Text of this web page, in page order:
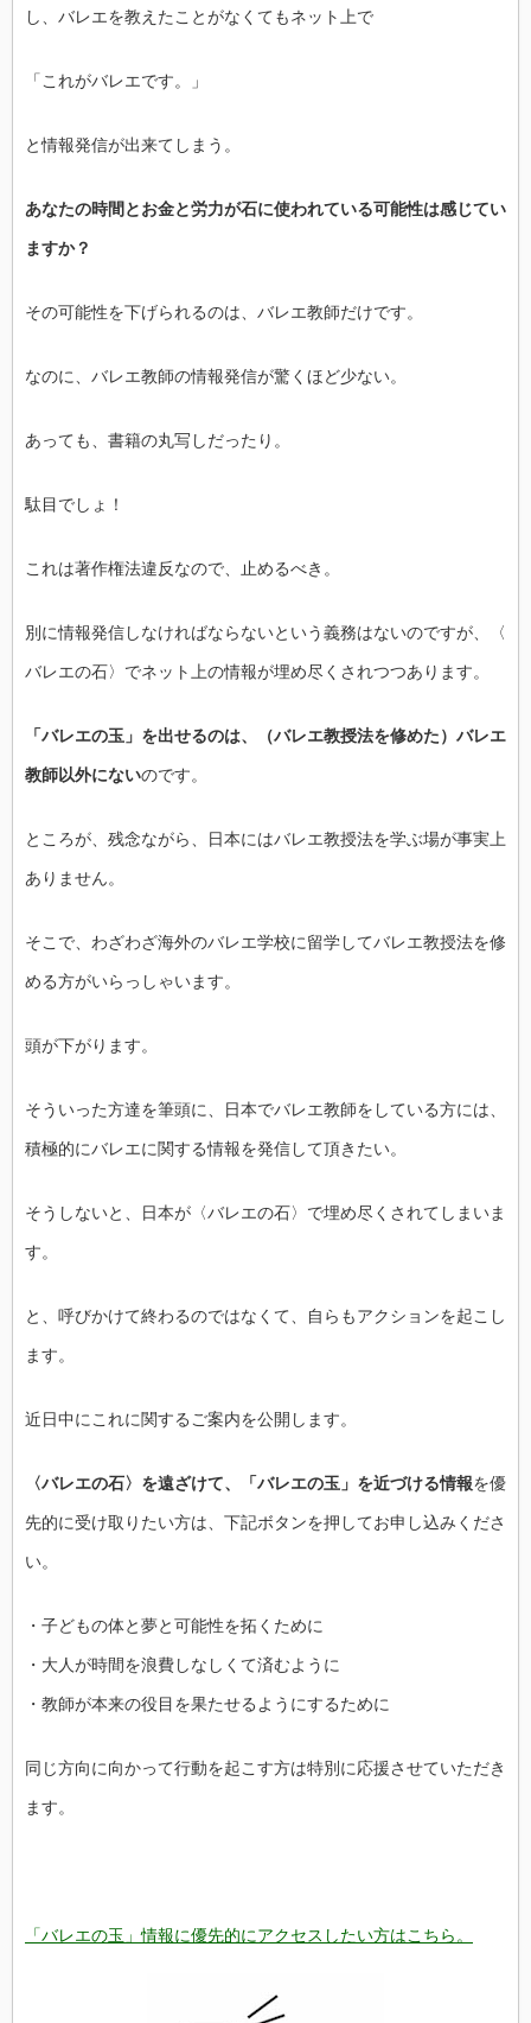
し、 バレエを教えたことがなくてもネット上で
「これがバレエです。」
と情報発信が出来てしまう。
あなたの時間とお金と労力が石に使われている可能性は感じてい
ますか？
その可能性を下げられるのは、バレエ教師だけです。
なのに、バレエ教師の情報発信が驚くほど少ない。
あっても、書籍の丸写しだったり。
駄目でしょ！
これは著作権法違反なので、止めるべき。
別に情報発信しなければならないという義務はないのですが、〈
バレエの石〉でネット上の情報が埋め尽くされつつあります。
「バレエの玉」を出せるのは、（バレエ教授法を修めた） バレエ
教師以外にないのです。
ところが、残念ながら、 日本にはバレエ教授法を学ぶ場が事実上
ありません。
そこで、 わざわざ海外のバレエ学校に留学してバレエ教授法を修
める方がいらっしゃいます。
頭が下がります。
そういった方達を筆頭に、日本でバレエ教師をしている方には、
積極的にバレエに関する情報を発信して頂きたい。
そうしないと、日本が〈バレエの石〉 で埋め尽くされてしまいま
す。
と、呼びかけて終わるのではなくて、 自らもアクションを起こし
ます。
近日中にこれに関するご案内を公開します。
〈バレエの石〉を遠ざけて、「バレエの玉」を近づける情報を優
先的に受け取りたい方は、下記ボタンを押してお申し込みくださ
い。
・子どもの体と夢と可能性を拓くために
・大人が時間を浪費しなしくて済むように
・教師が本来の役目を果たせるようにするために
同じ方向に向かって行動を起こす方は特別に応援させていただき
ます。
「バレエの玉」情報に優先的にアクセスしたい方はこちら。